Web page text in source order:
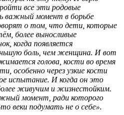
все эти родовые
важный момент в борьбе
о том, что дети, которые
более выносливые
когда появляется
боль, чем женщина. И вот
голова, кости во время
особенно через узкие кости
испытание. И когда он это
живучим и жизнестойким.
момент, ради которого
веки подумать не о себе».